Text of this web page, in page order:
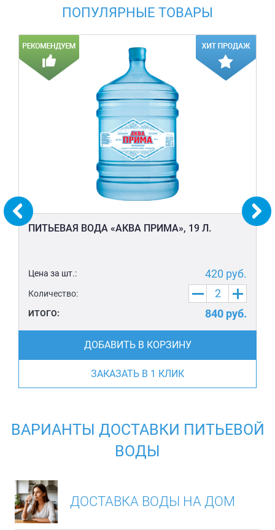
ПОПУЛЯРНЫЕ ТОВАРЫ
ПИТЬЕВАЯ ВОДА «АКВА ПРИМА», 19 Л.
Цена за шт.: 420 руб.
Количество:
ИТОГО: 840 руб.
ДОБАВИТЬ В КОРЗИНУ
ЗАКАЗАТЬ В 1 КЛИК
ВАРИАНТЫ ДОСТАВКИ ПИТЬЕВОЙ
ВОДЫ
ДОСТАВКА ВОДЫ НА ДОМ